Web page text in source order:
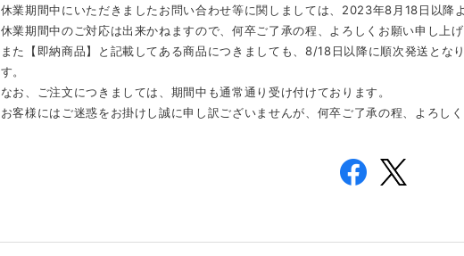
休業期間中にいただきましたお問い合わせ等に関しましては、2023年8月18日以降
休業期間中のご対応は出来かねますので、何卒ご了承の程、よろしくお願い申し上
また【即納商品】と記載してある商品につきましても、8/18日以降に順次発送とな
す。
なお、ご注文につきましては、期間中も通常通り受け付けております。
お客様にはご迷惑をお掛けし誠に申し訳ございませんが、何卒ご了承の程、よろし